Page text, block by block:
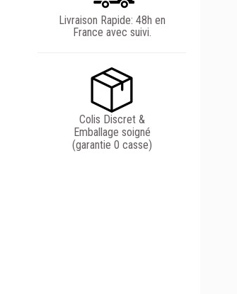
Livraison Rapide: 48h en
France avec suivi.
Colis Discret &
Emballage soigné
(garantie 0 casse)